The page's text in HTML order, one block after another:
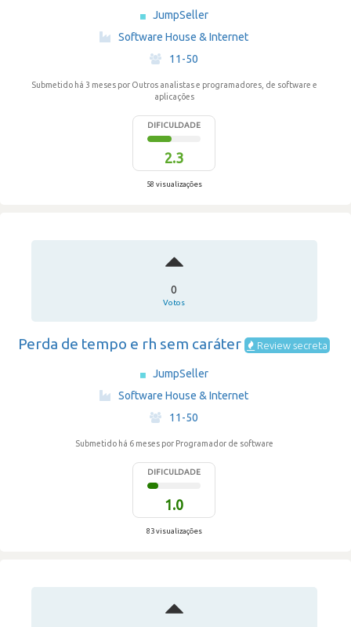
JumpSeller
Software House & Internet
·
11-50
Submetido há 3 meses por Outros analistas e programadores, de software e
aplicações
DIFICULDADE
2.3
58 visualizações
0
Votos
Perda de tempo e rh sem caráter Review secreta
JumpSeller
Software House & Internet
·
11-50
Submetido há 6 meses por Programador de software
DIFICULDADE
1.0
83 visualizações